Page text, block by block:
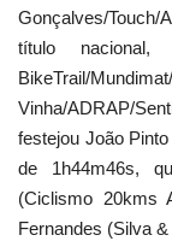
Gonçalves/Touch/
título
BikeTrail/
Vinha/ADRAP/
festejou João
de 1h44m46s,
(Ciclismo 20kms
Fernandes (Silva